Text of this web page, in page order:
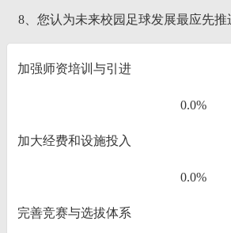
8、您认为未来校园足球发展最应先推
加强师资培训与引进
0.0%
加大经费和设施投入
0.0%
完善竞赛与选拔体系